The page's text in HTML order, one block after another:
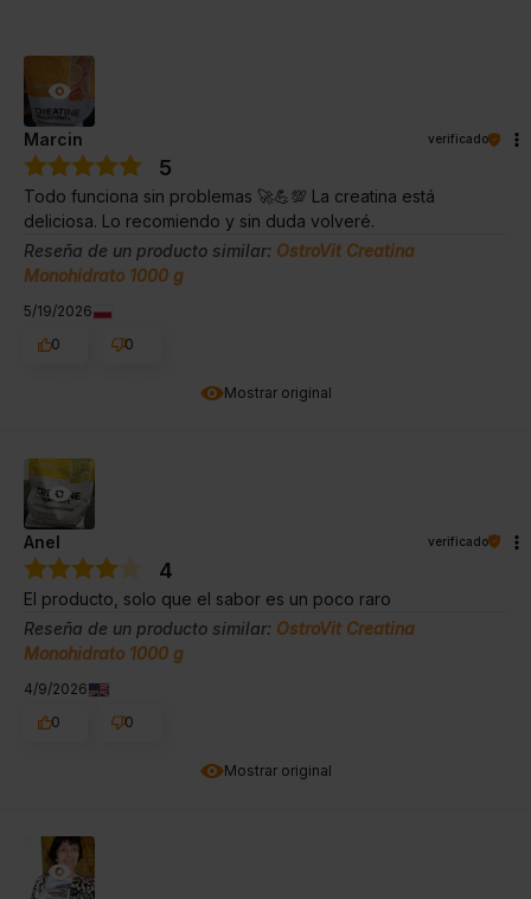
Mostrar original
Marcin verificado
5
Todo funciona sin problemas 🚀💪💯 La creatina está
deliciosa. Lo recomiendo y sin duda volveré.
Reseña de un producto similar: OstroVit Creatina
Monohidrato 1000 g
5/19/2026
0
0
Mostrar original
Anel verificado
4
El producto, solo que el sabor es un poco raro
Reseña de un producto similar: OstroVit Creatina
Monohidrato 1000 g
4/9/2026
0
0